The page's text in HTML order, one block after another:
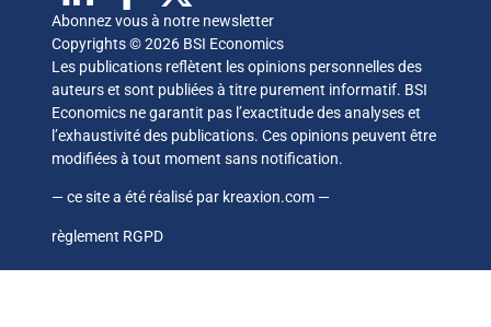
Abonnez vous à notre newsletter
Copyrights © 2026 BSI Economics
Les publications reflètent les opinions personnelles des
auteurs et sont publiées à titre purement informatif. BSI
Economics ne garantit pas l’exactitude des analyses et
l’exhaustivité des publications. Ces opinions peuvent être
modifiées à tout moment sans notification.
— ce site a été réalisé par kreaxion.com —
règlement RGPD